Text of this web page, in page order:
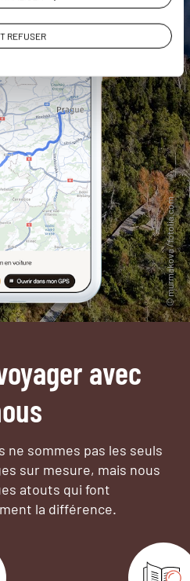
REFUSER
avec
ne sommes pas les seuls
sur mesure, mais nous
atouts qui font
la différence.